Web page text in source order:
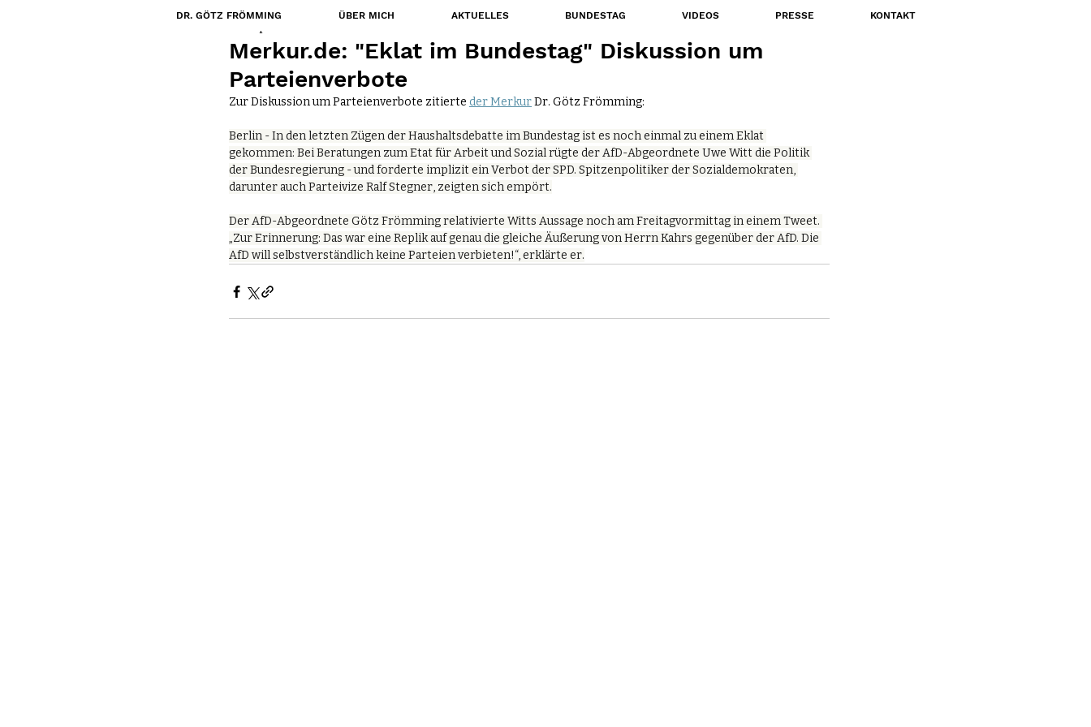
Merkur.de: "Eklat im Bundestag" Diskussion um
Parteienverbote
Zur Diskussion um Parteienverbote zitierte der Merkur Dr. Götz Frömming:
Berlin - In den letzten Zügen der Haushaltsdebatte im Bundestag ist es noch einmal zu einem Eklat
gekommen: Bei Beratungen zum Etat für Arbeit und Sozial rügte der AfD-Abgeordnete Uwe Witt die Politik
der Bundesregierung - und forderte implizit ein Verbot der SPD. Spitzenpolitiker der Sozialdemokraten,
darunter auch Parteivize Ralf Stegner, zeigten sich empört.
Der AfD-Abgeordnete Götz Frömming relativierte Witts Aussage noch am Freitagvormittag in einem Tweet.
„Zur Erinnerung: Das war eine Replik auf genau die gleiche Äußerung von Herrn Kahrs gegenüber der AfD. Die
AfD will selbstverständlich keine Parteien verbieten!“, erklärte er.
DR. GÖTZ FRÖMMING ÜBER MICH AKTUELLES BUNDESTAG VIDEOS PRESSE KONTAKT